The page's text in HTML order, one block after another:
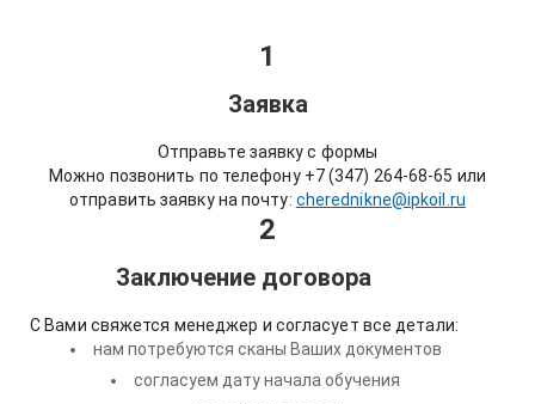
1
Заявка
Отправьте заявку с формы
Можно позвонить по телефону +7 (347) 264-68-65 или
отправить заявку на почту: cherednikne@ipkoil.ru
2
Заключение договора
С Вами свяжется менеджер и согласует все детали:
нам потребуются сканы Ваших документов
согласуем дату начала обучения